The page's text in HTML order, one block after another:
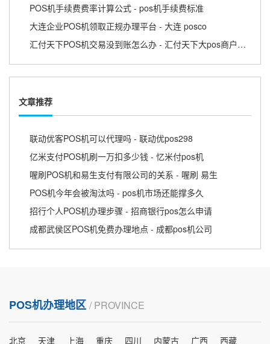
POS机手续费费率计算公式 - pos机手续费标准
大连企业POS机领取正规办理平台 - 大连 posco
汇付天下POS机交易没到账怎么办 - 汇付天下大pos商户版APP
文章推荐
联动优客POS机可以代理吗 - 联动优pos298
亿米支付POS机刷一万扣多少钱 - 忆米付pos机
喔刷POS机和易生支付有限公司的关系 - 喔刷 易生
POS机今年会被淘汰吗 - pos机市场还能撑多久
招行个人POS机办理步骤 - 招商银行pos怎么申请
成都武侯区POS机免费办理地点 - 成都pos机公司
POS机办理地区 / PROVINCE
北京 天津 上海 重庆 四川 内蒙古 广西 西藏